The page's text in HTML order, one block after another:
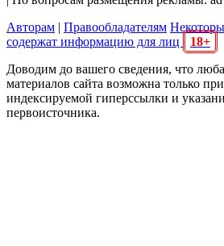
Авторам | Правообладателям
содержат информацию для лиц
18+
Доводим до вашего сведения, что
материалов сайта возможна только
индексируемой гиперссылки и
первоисточника.